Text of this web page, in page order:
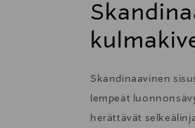
Skandinaavinen
lempeät
herättävät